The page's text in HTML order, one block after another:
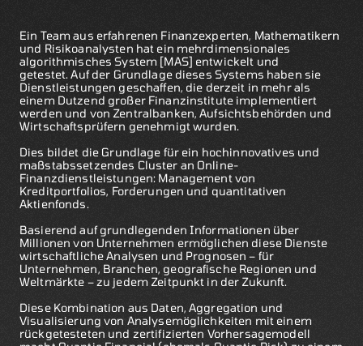
Ein Team aus erfahrenen Finanzexperten, Mathematikern
und Risikoanalysten hat ein mehrdimensionales
algorithmisches System [MAS] entwickelt und
getestet. Auf der Grundlage dieses Systems haben sie
Dienstleistungen geschaffen, die derzeit in mehr als
einem Dutzend großer Finanzinstitute implementiert
werden und von Zentralbanken, Aufsichtsbehörden und
Wirtschaftsprüfern genehmigt wurden.
Dies bildet die Grundlage für ein hochinnovatives und
maßstabssetzendes Cluster an Online-
Finanzdienstleistungen: Management von
Kreditportfolios, Forderungen und quantitativen
Aktienfonds.
Basierend auf grundlegenden Informationen über
Millionen von Unternehmen ermöglichen diese Dienste
wirtschaftliche Analysen und Prognosen – für
Unternehmen, Branchen, geografische Regionen und
Weltmärkte – zu jedem Zeitpunkt in der Zukunft.
Diese Kombination aus Daten, Aggregation und
Visualisierung von Analysemöglichkeiten mit einem
rückgetesteten und zertifizierten Vorhersagemodell